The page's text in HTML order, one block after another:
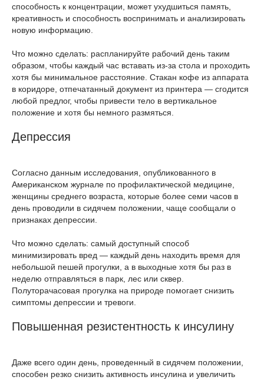
способность к концентрации, может ухудшиться память,
креативность и способность воспринимать и анализировать
новую информацию.
Что можно сделать: распланируйте рабочий день таким
образом, чтобы каждый час вставать из-за стола и проходить
хотя бы минимальное расстояние. Стакан кофе из аппарата
в коридоре, отпечатанный документ из принтера — сгодится
любой предлог, чтобы привести тело в вертикальное
положение и хотя бы немного размяться.
Депрессия
Согласно данным исследования, опубликованного в
Американском журнале по профилактической медицине,
женщины среднего возраста, которые более семи часов в
день проводили в сидячем положении, чаще сообщали о
признаках депрессии.
Что можно сделать: самый доступный способ
минимизировать вред — каждый день находить время для
небольшой пешей прогулки, а в выходные хотя бы раз в
неделю отправляться в парк, лес или сквер.
Полуторачасовая прогулка на природе помогает снизить
симптомы депрессии и тревоги.
Повышенная резистентность к инсулину
Даже всего один день, проведенный в сидячем положении,
способен резко снизить активность инсулина и увеличить